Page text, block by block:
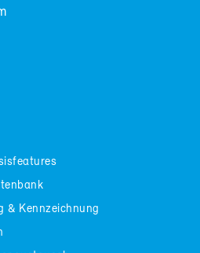
& Kenn­zeich­nung